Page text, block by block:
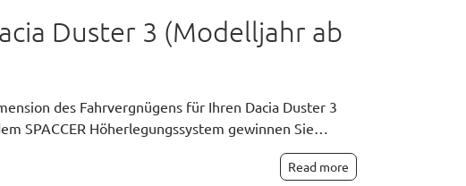
Duster 3 (Modelljahr ab
des Fahrvergnügens für Ihren Dacia Duster 3
SPACCER Höherlegungssystem gewinnen Sie…
Read more